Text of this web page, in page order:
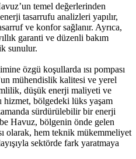
temel değerlerinden
tasarrufu analizleri yapılır,
ve konfor sağlanır. Ayrıca,
garanti ve düzenli bakım
sunulur.
özgü koşullarda ısı pompası
mühendislik kalitesi ve yerel
düşük enerji maliyeti ve
bölgedeki lüks yaşam
sürdürülebilir bir enerji
Havuz, bölgenin önde gelen
olarak, hem teknik mükemmeliyet
sektörde fark yaratmaya